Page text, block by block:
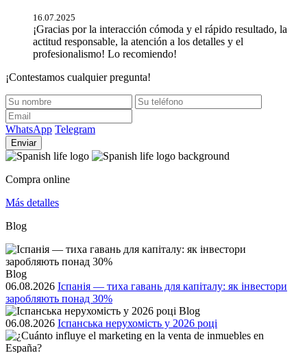
16.07.2025
¡Gracias por la interacción cómoda y el rápido resultado, la
actitud responsable, la atención a los detalles y el
profesionalismo! Lo recomiendo!
¡Contestamos cualquier pregunta!
WhatsApp Telegram
Enviar
Compra online
Más detalles
Blog
Blog
06.08.2026 Іспанія — тиха гавань для капіталу: як інвестори
заробляють понад 30%
Blog
06.08.2026 Іспанська нерухомість у 2026 році